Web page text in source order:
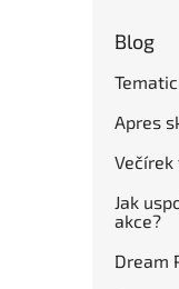
Blog
Apres
Večírek
Jak
akce?
Dream